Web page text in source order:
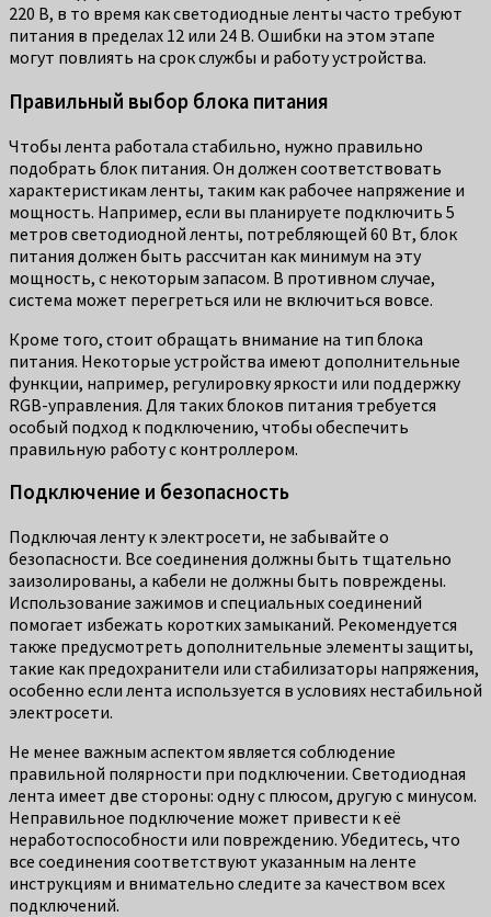
220 В, в то время как светодиодные ленты часто требуют
питания в пределах 12 или 24 В. Ошибки на этом этапе
могут повлиять на срок службы и работу устройства.
Правильный выбор блока питания
Чтобы лента работала стабильно, нужно правильно
подобрать блок питания. Он должен соответствовать
характеристикам ленты, таким как рабочее напряжение и
мощность. Например, если вы планируете подключить 5
метров светодиодной ленты, потребляющей 60 Вт, блок
питания должен быть рассчитан как минимум на эту
мощность, с некоторым запасом. В противном случае,
система может перегреться или не включиться вовсе.
Кроме того, стоит обращать внимание на тип блока
питания. Некоторые устройства имеют дополнительные
функции, например, регулировку яркости или поддержку
RGB-управления. Для таких блоков питания требуется
особый подход к подключению, чтобы обеспечить
правильную работу с контроллером.
Подключение и безопасность
Подключая ленту к электросети, не забывайте о
безопасности. Все соединения должны быть тщательно
заизолированы, а кабели не должны быть повреждены.
Использование зажимов и специальных соединений
помогает избежать коротких замыканий. Рекомендуется
также предусмотреть дополнительные элементы защиты,
такие как предохранители или стабилизаторы напряжения,
особенно если лента используется в условиях нестабильной
электросети.
Не менее важным аспектом является соблюдение
правильной полярности при подключении. Светодиодная
лента имеет две стороны: одну с плюсом, другую с минусом.
Неправильное подключение может привести к её
неработоспособности или повреждению. Убедитесь, что
все соединения соответствуют указанным на ленте
инструкциям и внимательно следите за качеством всех
подключений.